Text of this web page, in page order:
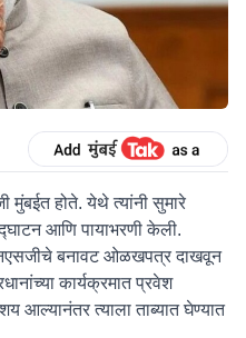
मुंबईत होते. येथे त्यांनी सुमारे
आणि पायाभरणी केली.
बनावट ओळखपत्र दाखवून
कार्यक्रमात प्रवेश
आल्यानंतर त्याला ताब्यात घेण्यात